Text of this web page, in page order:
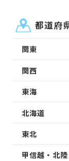
都道府
関東
関西
東海
北海道
東北
甲信越・北陸